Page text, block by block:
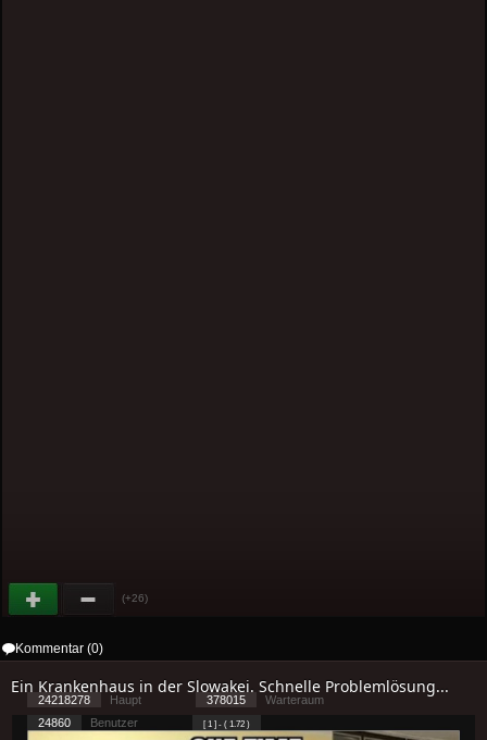
(+26)
Kommentar (0)
Ein Krankenhaus in der Slowakei. Schnelle Problemlösung...
24218278 Haupt 378015
Warteraum
24860
Benutzer [ 1 ] - ( 1.72 )